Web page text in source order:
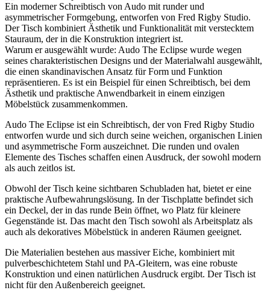
Ein moderner Schreibtisch von Audo mit runder und
asymmetrischer Formgebung, entworfen von Fred Rigby Studio.
Der Tisch kombiniert Ästhetik und Funktionalität mit verstecktem
Stauraum, der in die Konstruktion integriert ist.
Warum er ausgewählt wurde: Audo The Eclipse wurde wegen
seines charakteristischen Designs und der Materialwahl ausgewählt,
die einen skandinavischen Ansatz für Form und Funktion
repräsentieren. Es ist ein Beispiel für einen Schreibtisch, bei dem
Ästhetik und praktische Anwendbarkeit in einem einzigen
Möbelstück zusammenkommen.
Audo The Eclipse ist ein Schreibtisch, der von Fred Rigby Studio
entworfen wurde und sich durch seine weichen, organischen Linien
und asymmetrische Form auszeichnet. Die runden und ovalen
Elemente des Tisches schaffen einen Ausdruck, der sowohl modern
als auch zeitlos ist.
Obwohl der Tisch keine sichtbaren Schubladen hat, bietet er eine
praktische Aufbewahrungslösung. In der Tischplatte befindet sich
ein Deckel, der in das runde Bein öffnet, wo Platz für kleinere
Gegenstände ist. Das macht den Tisch sowohl als Arbeitsplatz als
auch als dekoratives Möbelstück in anderen Räumen geeignet.
Die Materialien bestehen aus massiver Eiche, kombiniert mit
pulverbeschichtetem Stahl und PA-Gleitern, was eine robuste
Konstruktion und einen natürlichen Ausdruck ergibt. Der Tisch ist
nicht für den Außenbereich geeignet.